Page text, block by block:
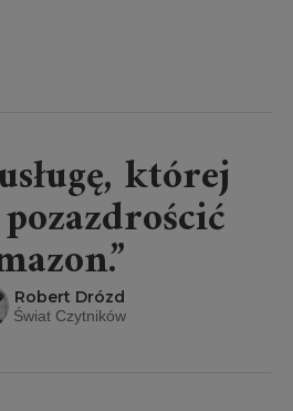
której
Robert Drózd
Świat Czytników